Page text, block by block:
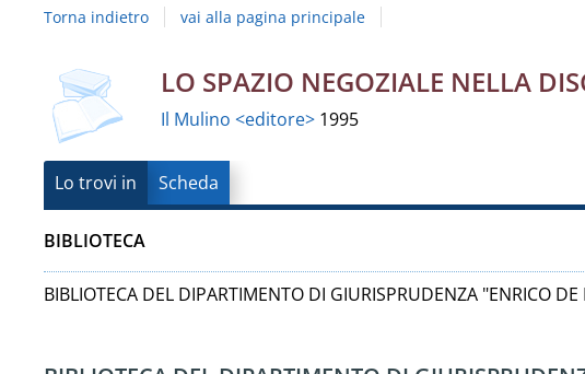
Campania
"Luigi
Vanvitelli"
Torna indietro vai alla pagina principale
Dettaglio
del
documento
LO SPAZIO NEGOZIALE NELLA
Il Mulino <editore> 1995
Lo trovi in Scheda
BIBLIOTECA
BIBLIOTECA DEL DIPARTIMENTO DI GIURISPRUDENZA "ENRICO DE